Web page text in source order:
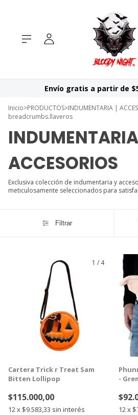
Envío gratis a partir de
Inicio>PRODUCTOS>INDUMENTARIA |
breadcrumbs.llaveros
INDUMENTARIA |
ACCESORIOS
Exclusiva colección de indumentaria y
meticulosamente seleccionados para
Filtrar
1 / 4
Cartera Trick r Treat Sam
Bitten Lollipop
$115.000,00
12x $9.583,33 sin interés
-
12x